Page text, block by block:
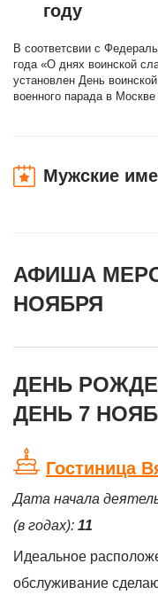
году
В соответсвии с
года «О днях воинской
установлен День
военного парада в
Мужские
АФИША
НОЯБРЯ
ДЕНЬ
ДЕНЬ 7
Гостиница
Дата начала
(в годах): 11
Идеальное
обслуживание